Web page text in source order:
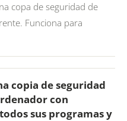
copa de seguridad de
Funciona para
copia de seguridad
con
sus programas y